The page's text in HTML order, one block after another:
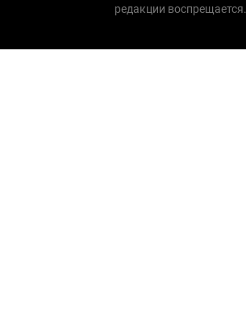
редакции воспрещается.